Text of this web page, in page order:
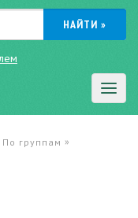
По группам »